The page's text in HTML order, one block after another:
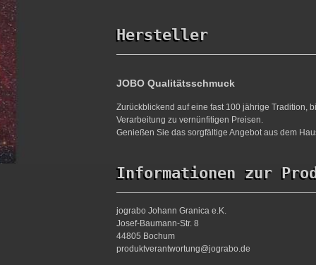
Hersteller
JOBO Qualitätsschmuck
Zurückblickend auf eine fast 100 jährige Tradition,
Verarbeitung zu vernünfitigen Preisen.
Genießen Sie das sorgfältige Angebot aus dem
Informationen zur
jograbo Johann Granica e.K.
Josef-Baumann-Str. 8
44805 Bochum
produktverantwortung@jograbo.de